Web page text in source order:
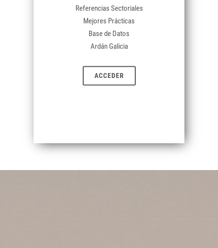
Referencias Sectoriales
Mejores Prácticas
Base de Datos
Ardán Galicia
ACCEDER